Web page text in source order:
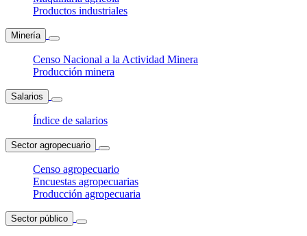
Productos industriales
Minería
Censo Nacional a la Actividad Minera
Producción minera
Salarios
Índice de salarios
Sector agropecuario
Censo agropecuario
Encuestas agropecuarias
Producción agropecuaria
Sector público